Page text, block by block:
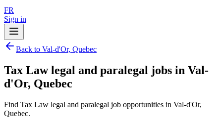
FR
Sign in
Back to Val-d'Or, Quebec
Tax Law legal and paralegal jobs in Val-
d'Or, Quebec
Find Tax Law legal and paralegal job opportunities in Val-d'Or,
Quebec.